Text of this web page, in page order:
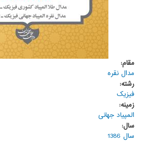
مقام:
مدال نقره
رشته:
فیزیک
زمینه:
المپیاد جهانی
سال:
سال 1386